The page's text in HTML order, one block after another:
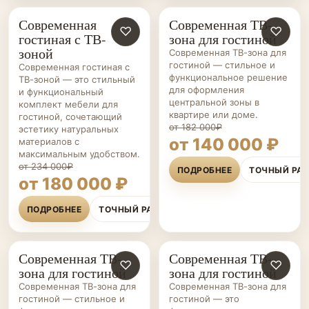
ГОСТИНЫЕ НА ЗАКАЗ
♡
Современная
гостиная с ТВ-
зоной
Современная гостиная с
ТВ-зоной — это стильный
и функциональный
комплект мебели для
гостиной, сочетающий
эстетику натуральных
материалов с
максимальным удобством.
от 234 000₽
от 180 000 ₽
ПОДРОБНЕЕ ТОЧНЫЙ РАСЧЁТ
ГОСТИНЫЕ НА ЗАКАЗ
♡
Современная ТВ-
зона для гостиной
Современная ТВ-зона для
гостиной — стильное и
функциональное решение
для оформления
центральной зоны в
квартире или доме.
от 182 000₽
от 140 000 ₽
ПОДРОБНЕЕ ТОЧНЫЙ
ГОСТИНЫЕ НА ЗАКАЗ
♡
Современная ТВ-
зона для гостиной
Современная ТВ-зона для
гостиной — стильное и
ГОСТИНЫЕ НА ЗАКАЗ
♡
Современная ТВ-
зона для гостиной
Современная ТВ-зона для
гостиной — это